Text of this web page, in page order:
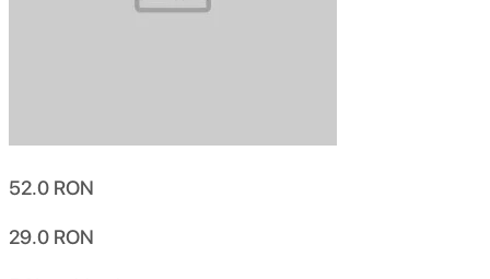
52.0 RON
29.0 RON